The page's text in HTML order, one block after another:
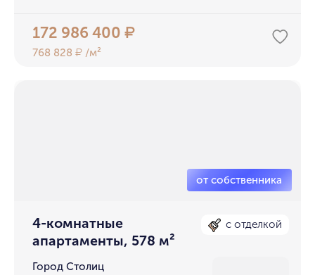
172 986 400₽
768 828₽ /м²
4-комнатные
апартаменты, 578 м²
с отделкой
Город Столиц